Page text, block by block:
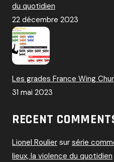
du quotidien
22 décembre 2023
Les grades France Wing
31 mai 2023
RECENT
Lionel Roulier sur série
lieux, la violence du quotidien